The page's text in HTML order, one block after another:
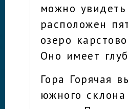
можно
расположен
озеро
Оно имеет
Гора Горячая
южного